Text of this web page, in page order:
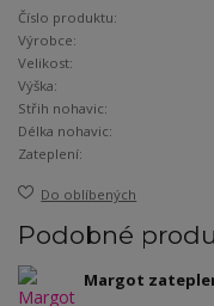
Číslo produktu:
Výrobce:
Velikost:
Výška:
Střih nohavic:
Délka nohavic:
Zateplení:
Do oblíbených
Podobné
Margot